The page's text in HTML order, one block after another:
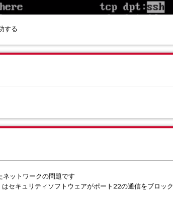
する
ットワークの問題です
セキュリティソフトウェアがポート22の通信をブロック